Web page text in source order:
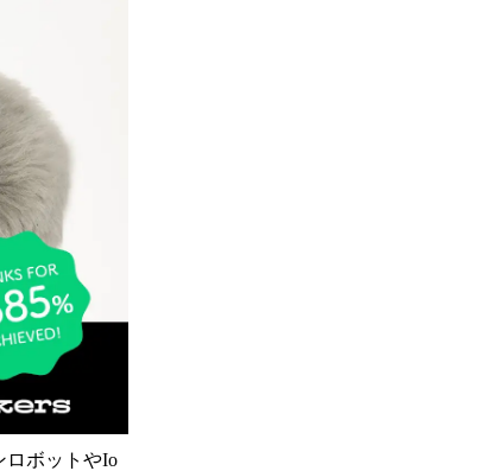
ロボットやIo